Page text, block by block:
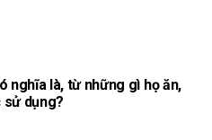
nghĩa là, từ những gì họ ăn,
dụng?